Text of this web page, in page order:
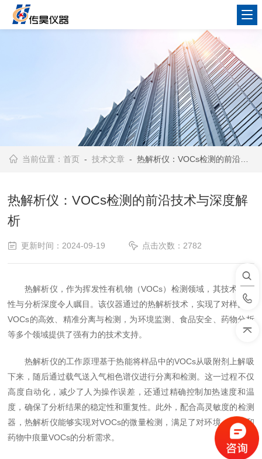
当前位置：首页 -技术文章 - 热解析仪：VOCs检测的前沿技术与深度解析
热解析仪：VOCs检测的前沿技术与深度解
析
更新时间：2024-09-19 点击次数：2782
热解析仪，作为挥发性有机物（VOCs）检测领域，其技术前沿
性与分析深度令人瞩目。该仪器通过的热解析技术，实现了对样品中
VOCs的高效、精准分离与检测，为环境监测、食品安全、药物分析
等多个领域提供了强有力的技术支持。
热解析仪的工作原理基于热能将样品中的VOCs从吸附剂上解吸
下来，随后通过载气送入气相色谱仪进行分离和检测。这一过程不仅
高度自动化，减少了人为操作误差，还通过精确控制加热速度和温
度，确保了分析结果的稳定性和重复性。此外，配合高灵敏度的检测
器，热解析仪能够实现对VOCs的微量检测，满足了对环境、食品和
药物中痕量VOCs的分析需求。